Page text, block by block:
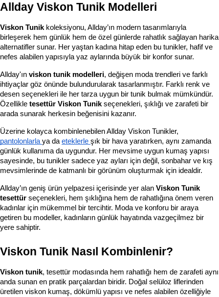
Allday Viskon Tunik Modelleri
Viskon Tunik koleksiyonu, Allday’ın modern tasarımlarıyla
birleşerek hem günlük hem de özel günlerde rahatlık sağlayan harika
alternatifler sunar. Her yaştan kadına hitap eden bu tunikler, hafif ve
nefes alabilen yapısıyla yaz aylarında büyük bir konfor sunar.
Allday'ın viskon tunik modelleri, değişen moda trendleri ve farklı
ihtiyaçlar göz önünde bulundurularak tasarlanmıştır. Farklı renk ve
desen seçenekleri ile her tarza uygun bir tunik bulmak mümkündür.
Özellikle tesettür Viskon Tunik seçenekleri, şıklığı ve zarafeti bir
arada sunarak herkesin beğenisini kazanır.
pantolonlarla ya da eteklerle şık bir hava yaratırken, aynı zamanda
günlük kullanıma da uygundur. Her mevsime uygun kumaş yapısı
sayesinde, bu tunikler sadece yaz ayları için değil, sonbahar ve kış
mevsimlerinde de katmanlı bir görünüm oluşturmak için idealdir.
Allday’ın geniş ürün yelpazesi içerisinde yer alan Viskon Tunik
tesettür seçenekleri, hem şıklığına hem de rahatlığına önem veren
kadınlar için mükemmel bir tercihtir. Moda ve konforu bir araya
getiren bu modeller, kadınların günlük hayatında vazgeçilmez bir
yere sahiptir.
Viskon Tunik Nasıl Kombinlenir?
Viskon tunik, tesettür modasında hem rahatlığı hem de zarafeti aynı
anda sunan en pratik parçalardan biridir. Doğal selüloz liflerinden
üretilen viskon kumaş, dökümlü yapısı ve nefes alabilen özelliğiyle